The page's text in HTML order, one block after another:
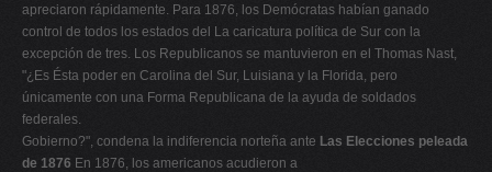
apreciaron rápidamente. Para 1876, los Demócratas habían ganado
control de todos los estados del La caricatura política de Sur con la
excepción de tres. Los Republicanos se mantuvieron en el Thomas Nast,
"¿Es Ésta poder en Carolina del Sur, Luisiana y la Florida, pero
únicamente con una Forma Republicana de la ayuda de soldados
federales.
Gobierno?", condena la indiferencia norteña ante Las Elecciones peleada
de 1876 En 1876, los americanos acudieron a